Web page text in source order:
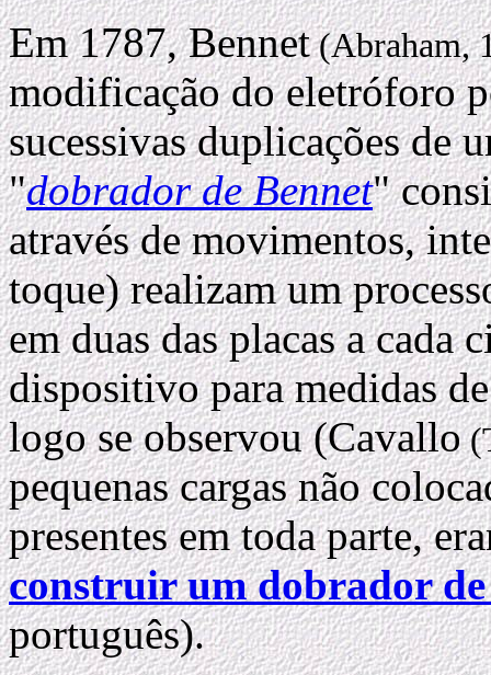
Em 1787, Bennet(Abraham,
modificação do eletróforo
sucessivas duplicações de
"dobrador de Bennet"
através de movimentos,
toque) realizam um
em duas das placas a
dispositivo para medidas
logo se observou (Cavallo
pequenas cargas não
presentes em toda parte,
construir um dobrador
português).